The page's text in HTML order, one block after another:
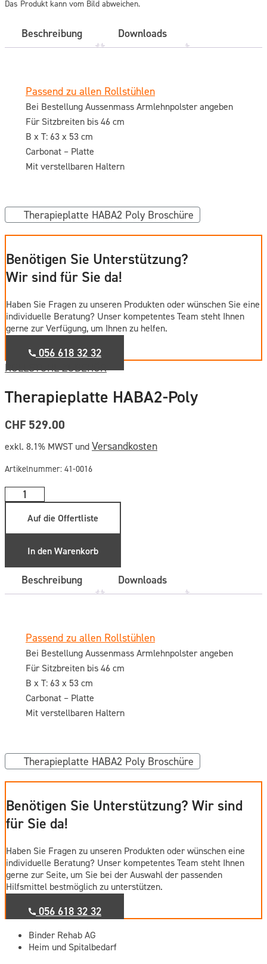
Das Produkt kann vom Bild abweichen.
Beschreibung Downloads
Passend zu allen Rollstühlen
Bei Bestellung Aussenmass Armlehnpolster angeben
Für Sitzbreiten bis 46 cm
B x T: 63 x 53 cm
Carbonat – Platte
Mit verstellbaren Haltern
Therapieplatte HABA2 Poly Broschüre
Benötigen Sie Unterstützung?
Wir sind für Sie da!
Haben Sie Fragen zu unseren Produkten oder wünschen Sie eine
individuelle Beratung? Unser kompetentes Team steht Ihnen
gerne zur Verfügung, um Ihnen zu helfen.
056 618 32 32
ROLLSTUHL ZUBEHÖR
Therapieplatte HABA2-Poly
CHF 529.00
exkl. 8.1% MWST und Versandkosten
Artikelnummer: 41-0016
In den Warenkorb
Auf die Offertliste
Therapieplatte
Beschreibung Downloads
Passend zu allen Rollstühlen
Bei Bestellung Aussenmass Armlehnpolster angeben
Für Sitzbreiten bis 46 cm
B x T: 63 x 53 cm
Carbonat – Platte
Mit verstellbaren Haltern
Therapieplatte HABA2 Poly Broschüre
Benötigen Sie Unterstützung? Wir sind
für Sie da!
Haben Sie Fragen zu unseren Produkten oder wünschen eine
individuelle Beratung? Unser kompetentes Team steht Ihnen
gerne zur Seite, um Sie bei der Auswahl der passenden
Hilfsmittel bestmöglich zu unterstützen.
056 618 32 32
Binder Rehab AG
Heim und Spitalbedarf